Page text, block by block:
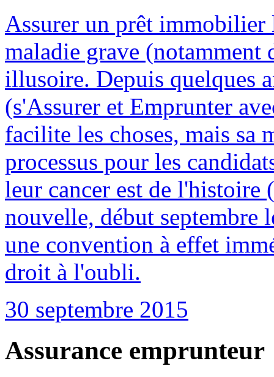
Assurer un prêt immobilier
maladie grave (notamment
illusoire. Depuis quelques
(s'Assurer et Emprunter
facilite les choses, mais sa
processus pour les
leur cancer est de l'histoire
nouvelle, début septembre
une convention à effet
droit à l'oubli.
30 septembre 2015
Assurance emprunteur